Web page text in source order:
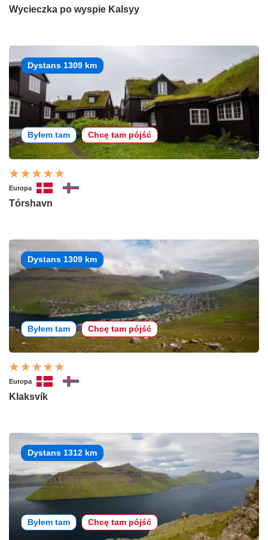
Wycieczka po wyspie Kalsyy
Dystans 1309 km
Byłem tam Chcę tam pójść
Europa
Tórshavn
Dystans 1309 km
Byłem tam Chcę tam pójść
Europa
Klaksvík
Dystans 1312 km
Byłem tam Chcę tam pójść